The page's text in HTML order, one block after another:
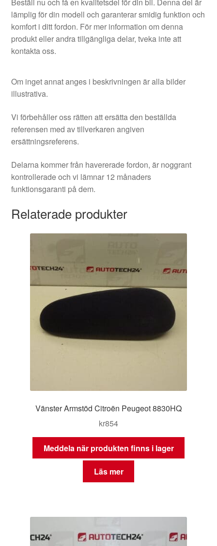
lämplig för din modell och garanterar smidig funktion och
komfort i ditt fordon. För mer information om denna
produkt eller andra tillgängliga delar, tveka inte att
kontakta oss.
Om inget annat anges i beskrivningen är alla bilder
illustrativa.
Vi förbehåller oss rätten att ersätta den beställda
referensen med av tillverkaren angiven
ersättningsreferens.
Delarna kommer från havererade fordon, är noggrant
kontrollerade och vi lämnar 12 månaders
funktionsgaranti på dem.
Relaterade produkter
Vänster Armstöd Citroën Peugeot 8830HQ
kr854
Meddela när produkten finns i lager
Läs mer